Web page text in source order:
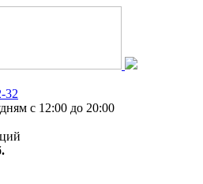
32
с 12:00 до 20:00